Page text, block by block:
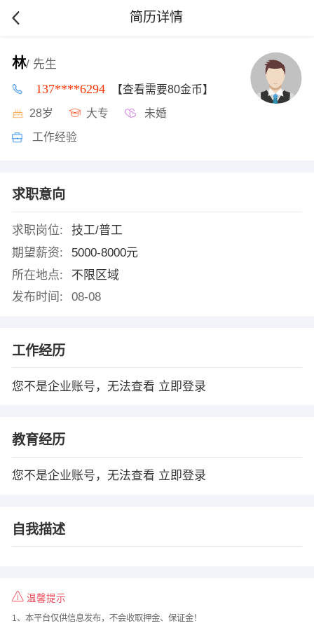
简历详情
林/ 先生
137****6294 【查看需要80金币】
28岁 大专 未婚
工作经验
求职意向
求职岗位:
技工/普工
期望薪资:
5000-8000元
所在地点:
不限区域
发布时间:
08-08
工作经历
您不是企业账号，无法查看 立即登录
教育经历
您不是企业账号，无法查看 立即登录
自我描述
温馨提示
1、本平台仅供信息发布，不会收取押金、保证金！